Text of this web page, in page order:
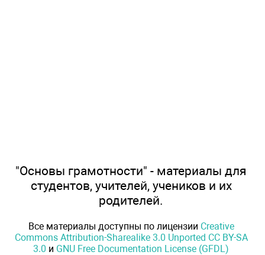
"Основы грамотности" - материалы для
студентов, учителей, учеников и их
родителей.
Все материалы доступны по лицензии Creative
Commons Attribution-Sharealike 3.0 Unported CC BY-SA
3.0 и GNU Free Documentation License (GFDL)